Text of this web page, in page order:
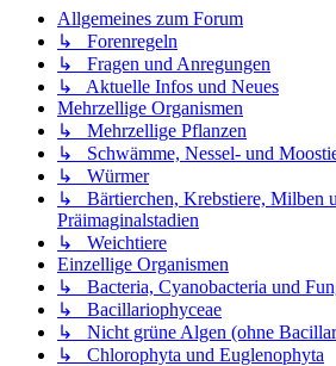
Allgemeines zum Forum
↳ Forenregeln
↳ Fragen und Anregungen
↳ Aktuelle Infos und Neues
Mehrzellige Organismen
↳ Mehrzellige Pflanzen
↳ Schwämme, Nessel- und
↳ Würmer
↳ Bärtierchen, Krebstiere, Milben
Präimaginalstadien
↳ Weichtiere
Einzellige Organismen
↳ Bacteria, Cyanobacteria und
↳ Bacillariophyceae
↳ Nicht grüne Algen (ohne
↳ Chlorophyta und Euglenophyta